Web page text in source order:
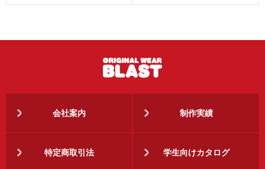
会社案内 制作実績
特定商取引法 学生向けカタログ